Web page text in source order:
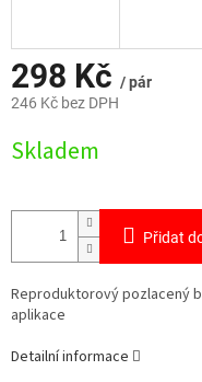
298 Kč / pár
246 Kč bez DPH
cena:
Skladem
Přidat
Reproduktorový pozlacený
aplikace
Detailní informace